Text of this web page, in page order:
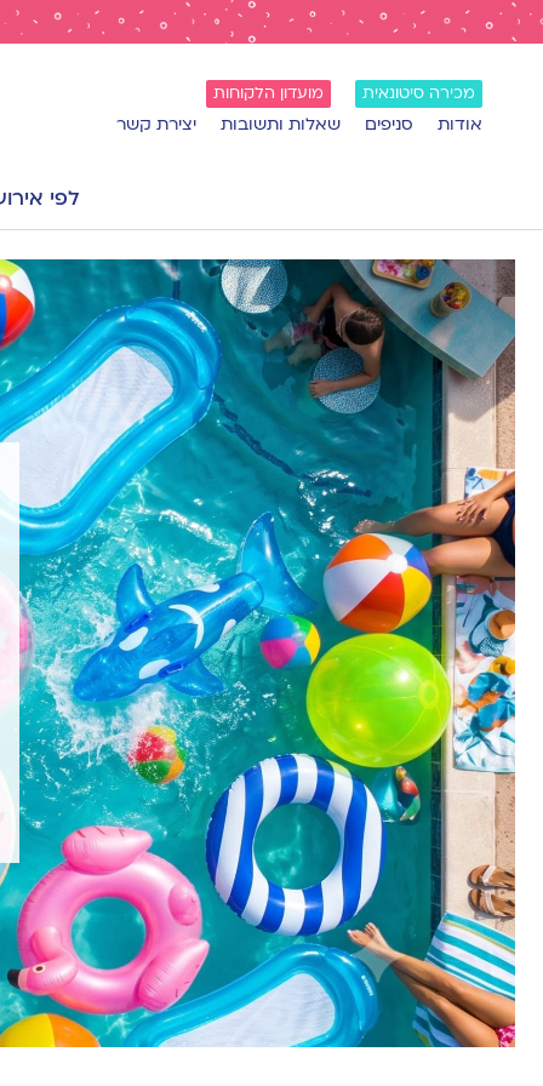
מכירה סיטונאית מועדון הלקוחות
אודות סניפים שאלות ותשובות יצירת קשר
לפי